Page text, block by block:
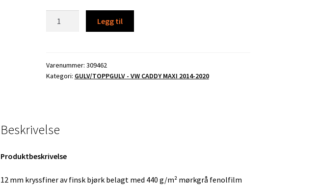
MAXI
COMFORTVEGG
antall
Legg til
Varenummer: 309462
Kategori: GULV/TOPPGULV - VW CADDY MAXI 2014-2020
Beskrivelse
Produktbeskrivelse
12 mm kryssfiner av finsk bjørk belagt med 440 g/m² mørkgrå fenolfilm